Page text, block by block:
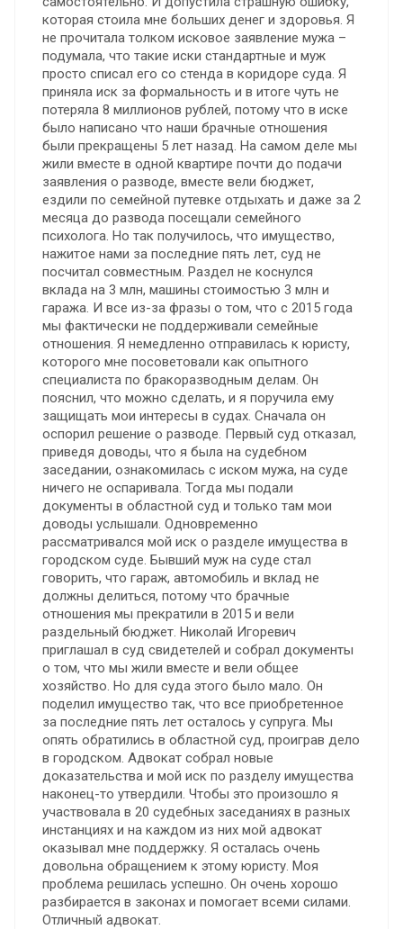
которая стоила мне больших денег и здоровья. Я
не прочитала толком исковое заявление мужа –
подумала, что такие иски стандартные и муж
просто списал его со стенда в коридоре суда. Я
приняла иск за формальность и в итоге чуть не
потеряла 8 миллионов рублей, потому что в иске
было написано что наши брачные отношения
были прекращены 5 лет назад. На самом деле мы
жили вместе в одной квартире почти до подачи
заявления о разводе, вместе вели бюджет,
ездили по семейной путевке отдыхать и даже за 2
месяца до развода посещали семейного
психолога. Но так получилось, что имущество,
нажитое нами за последние пять лет, суд не
посчитал совместным. Раздел не коснулся
вклада на 3 млн, машины стоимостью 3 млн и
гаража. И все из-за фразы о том, что с 2015 года
мы фактически не поддерживали семейные
отношения. Я немедленно отправилась к юристу,
которого мне посоветовали как опытного
специалиста по бракоразводным делам. Он
пояснил, что можно сделать, и я поручила ему
защищать мои интересы в судах. Сначала он
оспорил решение о разводе. Первый суд отказал,
приведя доводы, что я была на судебном
заседании, ознакомилась с иском мужа, на суде
ничего не оспаривала. Тогда мы подали
документы в областной суд и только там мои
доводы услышали. Одновременно
рассматривался мой иск о разделе имущества в
городском суде. Бывший муж на суде стал
говорить, что гараж, автомобиль и вклад не
должны делиться, потому что брачные
отношения мы прекратили в 2015 и вели
раздельный бюджет. Николай Игоревич
приглашал в суд свидетелей и собрал документы
о том, что мы жили вместе и вели общее
хозяйство. Но для суда этого было мало. Он
поделил имущество так, что все приобретенное
за последние пять лет осталось у супруга. Мы
опять обратились в областной суд, проиграв дело
в городском. Адвокат собрал новые
доказательства и мой иск по разделу имущества
наконец-то утвердили. Чтобы это произошло я
участвовала в 20 судебных заседаниях в разных
инстанциях и на каждом из них мой адвокат
оказывал мне поддержку. Я осталась очень
довольна обращением к этому юристу. Моя
проблема решилась успешно. Он очень хорошо
разбирается в законах и помогает всеми силами.
Отличный адвокат.